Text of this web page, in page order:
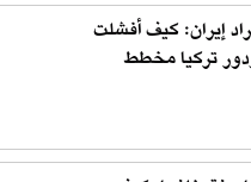
إيران: كيف أفشلت
تركيا مخطط